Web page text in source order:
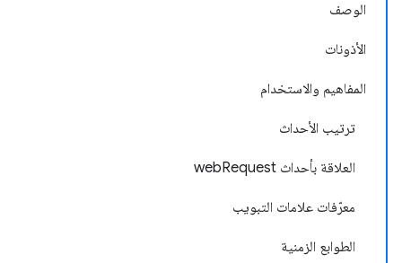
الوصف
الأذونات
المفاهيم والاستخدام
ترتيب الأحداث
العلاقة بأحداث webRequest
معرّفات علامات التبويب
الطوابع الزمنية